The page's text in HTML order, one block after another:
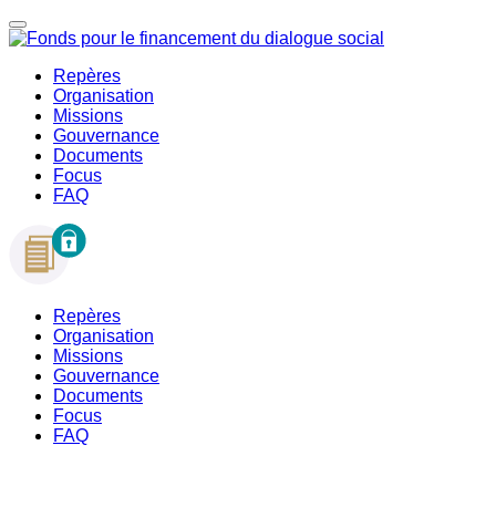
Repères
Organisation
Missions
Gouvernance
Documents
Focus
FAQ
Repères
Organisation
Missions
Gouvernance
Documents
Focus
FAQ